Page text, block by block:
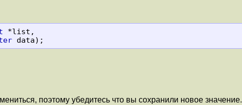
*list,
data);
поэтому убедитесь что вы сохранили новое значение.